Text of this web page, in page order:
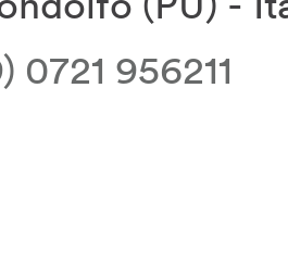
0721 956211